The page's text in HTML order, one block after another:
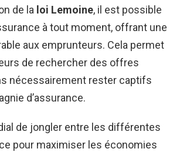
de la loi Lemoine, il est possible
à tout moment, offrant une
aux emprunteurs. Cela permet
de rechercher des offres
nécessairement rester captifs
d’assurance.
de jongler entre les différentes
pour maximiser les économies